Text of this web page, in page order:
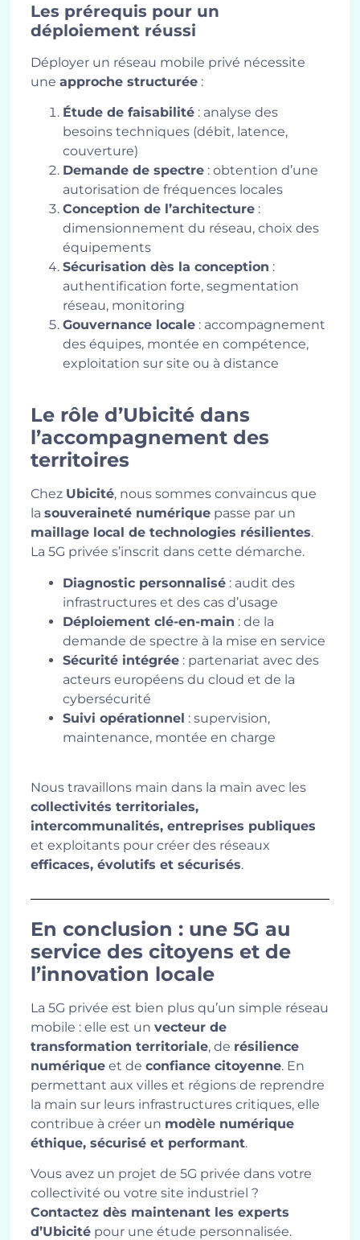
Les prérequis pour un
déploiement réussi
Déployer un réseau mobile privé nécessite
uneapproche structurée :
Étude de faisabilité : analyse des
besoins techniques (débit, latence,
couverture)
Demande de spectre : obtention d’une
autorisation de fréquences locales
Conception de l’architecture :
dimensionnement du réseau, choix des
équipements
Sécurisation dès la conception :
authentification forte, segmentation
réseau, monitoring
Gouvernance locale : accompagnement
des équipes, montée en compétence,
exploitation sur site ou à distance
Le rôle d’Ubicité dans
l’accompagnement des
territoires
Chez Ubicité, nous sommes convaincus que
lasouveraineté numérique passe par un
maillage local de technologies résilientes.
La 5G privée s’inscrit dans cette démarche.
Diagnostic personnalisé : audit des
infrastructures et des cas d’usage
Déploiement clé-en-main : de la
demande de spectre à la mise en service
Sécurité intégrée : partenariat avec des
acteurs européens du cloud et de la
cybersécurité
Suivi opérationnel : supervision,
maintenance, montée en charge
Nous travaillons main dans la main avec les
collectivités territoriales,
intercommunalités, entreprises publiques
et exploitants pour créer des réseaux
efficaces, évolutifs et sécurisés.
En conclusion : une 5G au
service des citoyens et de
l’innovation locale
La 5G privée est bien plus qu’un simple réseau
mobile : elle est unvecteur de
transformation territoriale, de résilience
numérique et deconfiance citoyenne. En
permettant aux villes et régions de reprendre
la main sur leurs infrastructures critiques, elle
contribue à créer un modèle numérique
éthique, sécurisé et performant.
Vous avez un projet de 5G privée dans votre
collectivité ou votre site industriel ?
Contactez dès maintenant les experts
d’Ubicité pour une étude personnalisée.